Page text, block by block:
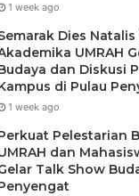
higher
refleksi
merespons
untuk terus
unggul
khususnya
wilayah
1 week ago
Dies Natalis
UMRAH
dan Diskusi
di Pulau
1 week ago
Pelestarian
dan
Talk Show